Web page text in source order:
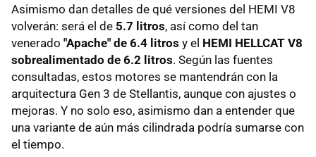
Asimismo dan detalles de qué versiones del HEMI V8
volverán: será el de 5.7 litros, así como del tan
venerado "Apache" de 6.4 litros y el HEMI HELLCAT V8
sobrealimentado de 6.2 litros. Según las fuentes
consultadas, estos motores se mantendrán con la
arquitectura Gen 3 de Stellantis, aunque con ajustes o
mejoras. Y no solo eso, asimismo dan a entender que
una variante de aún más cilindrada podría sumarse con
el tiempo.